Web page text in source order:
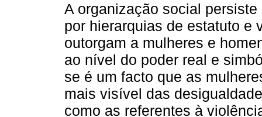
A organização social persiste
por hierarquias de estatuto e
outorgam a mulheres e
ao nível do poder real e
se é um facto que as
mais visível das
como as referentes à